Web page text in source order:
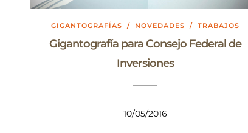
GIGANTOGRAFÍAS / NOVEDADES /TRABAJOS
Gigantografía para Consejo Federal de
Inversiones
10/05/2016